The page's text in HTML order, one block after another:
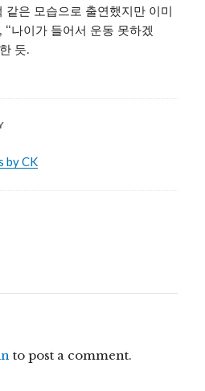
같은 모습으로 출연했지만 이미
나이가 들어서 운동 못하겠
듯.
by CK
to post a comment.